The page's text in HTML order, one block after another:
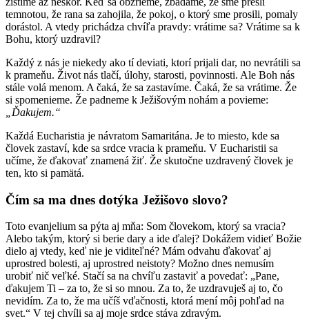
temnotou, že rana sa zahojila, že pokoj, o ktorý sme prosili, pomaly
dorástol. A vtedy prichádza chvíľa pravdy: vrátime sa? Vrátime sa k
Bohu, ktorý uzdravil?
Každý z nás je niekedy ako tí deviati, ktorí prijali dar, no nevrátili sa
k prameňu. Život nás tlačí, úlohy, starosti, povinnosti. Ale Boh nás
stále volá menom. A čaká, že sa zastavíme. Čaká, že sa vrátime. Že
si spomenieme. Že padneme k Ježišovým nohám a povieme:
„Ďakujem.“
Každá Eucharistia je návratom Samaritána. Je to miesto, kde sa
človek zastaví, kde sa srdce vracia k prameňu. V Eucharistii sa
učíme, že ďakovať znamená žiť. Že skutočne uzdravený človek je
ten, kto si pamätá.
Čím sa ma dnes dotýka Ježišovo slovo?
Toto evanjelium sa pýta aj mňa: Som človekom, ktorý sa vracia?
Alebo takým, ktorý si berie dary a ide ďalej? Dokážem vidieť Božie
dielo aj vtedy, keď nie je viditeľné? Mám odvahu ďakovať aj
uprostred bolesti, aj uprostred neistoty? Možno dnes nemusím
urobiť nič veľké. Stačí sa na chvíľu zastaviť a povedať: „Pane,
ďakujem Ti – za to, že si so mnou. Za to, že uzdravuješ aj to, čo
nevidím. Za to, že ma učíš vďačnosti, ktorá mení môj pohľad na
svet.“ V tej chvíli sa aj moje srdce stáva zdravým.